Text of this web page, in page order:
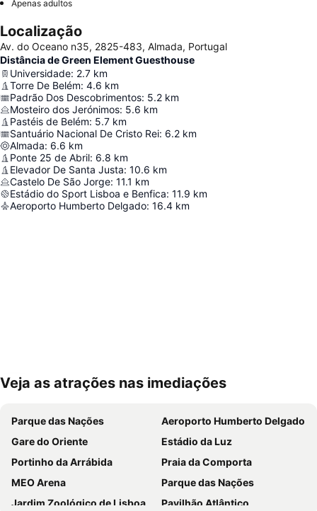
Apenas adultos
Localização
Av. do Oceano n35, 2825-483, Almada, Portugal
Distância de Green Element Guesthouse
Universidade: 2.7 km
Torre De Belém: 4.6 km
Padrão Dos Descobrimentos: 5.2 km
Mosteiro dos Jerónimos: 5.6 km
Pastéis de Belém: 5.7 km
Santuário Nacional De Cristo Rei: 6.2 km
Almada: 6.6 km
Ponte 25 de Abril: 6.8 km
Elevador De Santa Justa: 10.6 km
Castelo De São Jorge: 11.1 km
Estádio do Sport Lisboa e Benfica: 11.9 km
Aeroporto Humberto Delgado: 16.4 km
Ampliar mapa
Veja as atrações nas imediações
Parque das Nações
Aeroporto Humberto Delgado
Gare do Oriente
Estádio da Luz
Portinho da Arrábida
Praia da Comporta
MEO Arena
Parque das Nações
Jardim Zoológico de Lisboa
Pavilhão Atlântico